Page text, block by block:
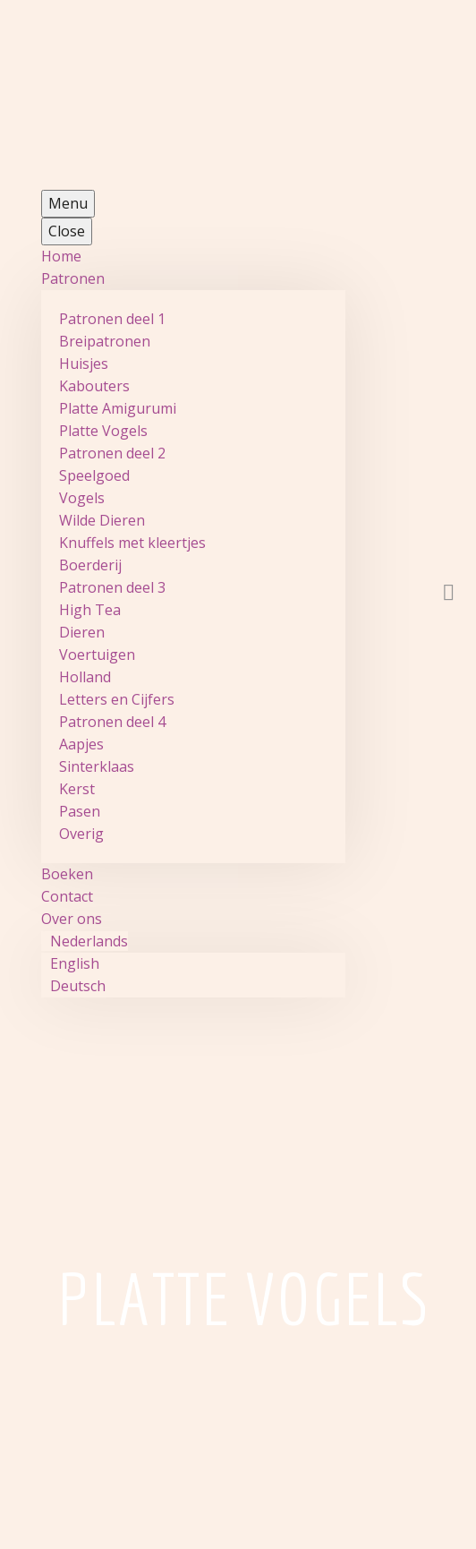
Menu
Close
Home
Patronen
Patronen deel 1
Breipatronen
Huisjes
Kabouters
Platte Amigurumi
Platte Vogels
Patronen deel 2
Speelgoed
Vogels
Wilde Dieren
Knuffels met kleertjes
Boerderij
Patronen deel 3
High Tea
Dieren
Voertuigen
Holland
Letters en Cijfers
Patronen deel 4
Aapjes
Sinterklaas
Kerst
Pasen
Overig
Boeken
Contact
Over ons
Nederlands
English
Deutsch


PLATTE VOGELS